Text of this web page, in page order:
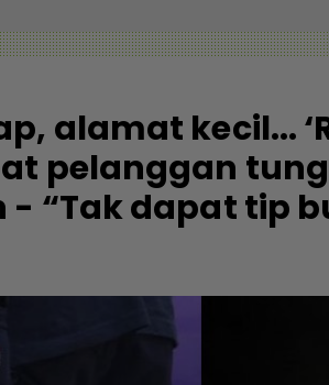
alamat kecil...
pelanggan
- “Tak dapat tip